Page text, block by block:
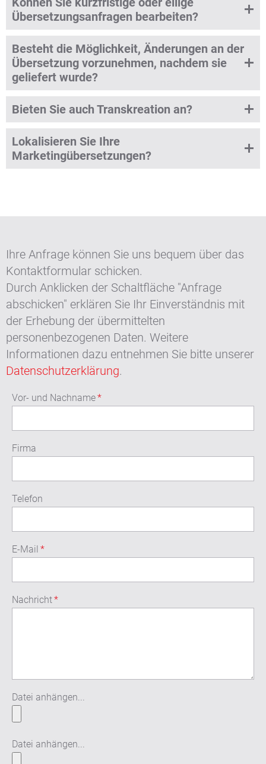
Übersetzungsanfragen bearbeiten?
Besteht die Möglichkeit, Änderungen an der
Übersetzung vorzunehmen, nachdem sie
geliefert wurde?
Bieten Sie auch Transkreation an?
Lokalisieren Sie Ihre
Marketingübersetzungen?
Ihre Anfrage können Sie uns bequem über das
Kontaktformular schicken.
Durch Anklicken der Schaltfläche "Anfrage
abschicken" erklären Sie Ihr Einverständnis mit
der Erhebung der übermittelten
personenbezogenen Daten. Weitere
Informationen dazu entnehmen Sie bitte unserer
Datenschutzerklärung.
Vor- und Nachname*
Firma
Telefon
E-Mail *
Nachricht*
Datei anhängen...
Datei anhängen...